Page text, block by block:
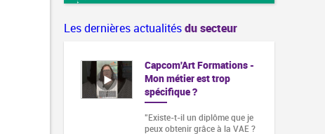
Les dernières actualitésdu secteur
Capcom'Art Formations -
Mon métier est trop
spécifique ?
"Existe-t-il un diplôme que je
peux obtenir grâce à la VAE ?